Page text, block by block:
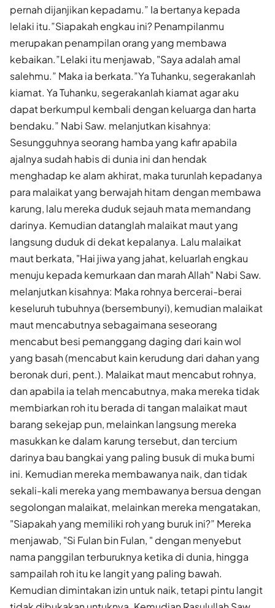
pernah dijanjikan kepadamu.” Ia bertanya kepada
lelaki itu.”Siapakah engkau ini? Penampilanmu
merupakan penampilan orang yang membawa
kebaikan.”Lelaki itu menjawab, "Saya adalah amal
salehmu.” Maka ia berkata.”Ya Tuhanku, segerakanlah
kiamat. Ya Tuhanku, segerakanlah kiamat agar aku
dapat berkumpul kembali dengan keluarga dan harta
bendaku.” Nabi Saw. melanjutkan kisahnya:
Sesungguhnya seorang hamba yang kafir apabila
ajalnya sudah habis di dunia ini dan hendak
menghadap ke alam akhirat, maka turunlah kepadanya
para malaikat yang berwajah hitam dengan membawa
karung, lalu mereka duduk sejauh mata memandang
darinya. Kemudian datanglah malaikat maut yang
langsung duduk di dekat kepalanya. Lalu malaikat
maut berkata, "Hai jiwa yang jahat, keluarlah engkau
menuju kepada kemurkaan dan marah Allah" Nabi Saw.
melanjutkan kisahnya: Maka rohnya bercerai-berai
keseluruh tubuhnya (bersembunyi), kemudian malaikat
maut mencabutnya sebagaimana seseorang
mencabut besi pemanggang daging dari kain wol
yang basah (mencabut kain kerudung dari dahan yang
beronak duri, pent.). Malaikat maut mencabut rohnya,
dan apabila ia telah mencabutnya, maka mereka tidak
membiarkan roh itu berada di tangan malaikat maut
barang sekejap pun, melainkan langsung mereka
masukkan ke dalam karung tersebut, dan tercium
darinya bau bangkai yang paling busuk di muka bumi
ini. Kemudian mereka membawanya naik, dan tidak
sekali-kali mereka yang membawanya bersua dengan
segolongan malaikat, melainkan mereka mengatakan,
"Siapakah yang memiliki roh yang buruk ini?” Mereka
menjawab, "Si Fulan bin Fulan, " dengan menyebut
nama panggilan terburuknya ketika di dunia, hingga
sampailah roh itu ke langit yang paling bawah.
Kemudian dimintakan izin untuk naik, tetapi pintu langit